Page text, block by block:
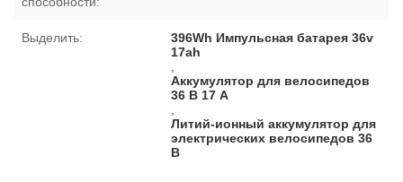
Выделить:
396Wh Импульсная батарея 36v
17ah
Аккумулятор для велосипедов
36 В 17 А
Литий-ионный аккумулятор для
электрических велосипедов 36
В